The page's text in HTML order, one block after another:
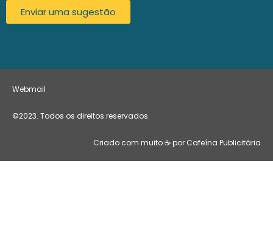
Enviar uma sugestão
Webmail
©2023. Todos os direitos reservados.
Criado com muito ☕ por Cafeína Publicitária